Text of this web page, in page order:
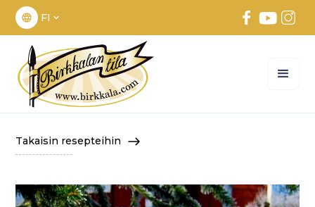
FI
Takaisin resepteihin